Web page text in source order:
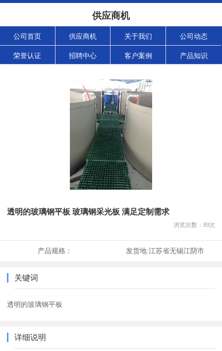
供应商机
公司首页 供应商机 关于我们 公司动态
荣誉认证 招聘中心 客户案例 产品知识
透明的玻璃钢平板 玻璃钢采光板 满足定制需求
浏览次数： 89次
产品规格： 发货地:江苏省无锡江阴市
关键词
透明的玻璃钢平板
详细说明